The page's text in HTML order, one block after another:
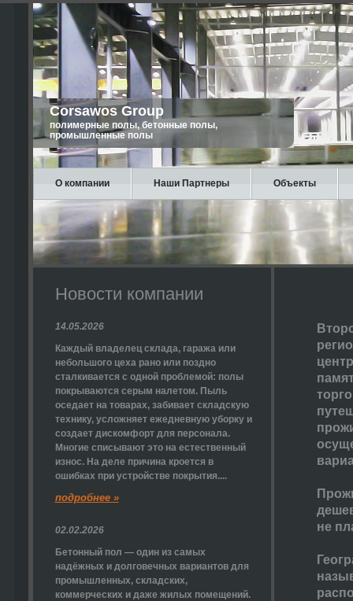
Corsawos Group
полимерные полы, бетонные полы,
промышленные полы
О компании Наши Партнеры Объекты
не
Новости компании
14.05.2026
Каждый владелец склада, гаража или
небольшого цеха рано или поздно
сталкивается с одной проблемой: полы
покрываются серым налетом. Пыль
оседает на товарах, забивает складскую
технику, усложняет ежедневную уборку и
создает дискомфорт для персонала.
Многие списывают это на естественный
износ. На деле причина кроется в
ошибках при устройстве покрытия....
подробнее »
02.02.2026
Бетонный пол — один из самых
надёжных и долговечных вариантов для
промышленных, складских,
коммерческих и даже жилых помещений.